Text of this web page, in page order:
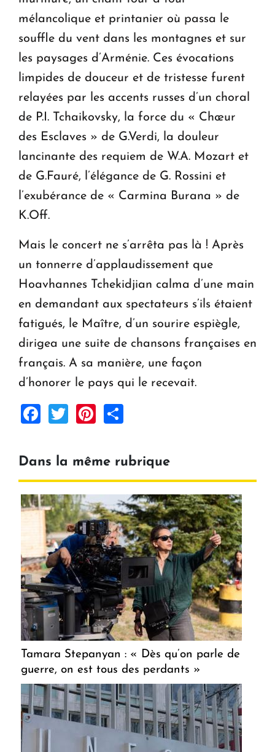
mélancolique et printanier où passa le
souffle du vent dans les montagnes et sur
les paysages d’Arménie. Ces évocations
limpides de douceur et de tristesse furent
relayées par les accents russes d’un choral
de P.I. Tchaikovsky, la force du « Chœur
des Esclaves » de G.Verdi, la douleur
lancinante des requiem de W.A. Mozart et
de G.Fauré, l’élégance de G. Rossini et
l’exubérance de « Carmina Burana » de
K.Off.
Mais le concert ne s’arrêta pas là ! Après
un tonnerre d’applaudissement que
Hoavhannes Tchekidjian calma d’une main
en demandant aux spectateurs s’ils étaient
fatigués, le Maître, d’un sourire espiègle,
dirigea une suite de chansons françaises en
français. A sa manière, une façon
d’honorer le pays qui le recevait.
Facebook
TwitterPinterest
Dans la même rubrique
Tamara Stepanyan : « Dès qu’on parle de
guerre, on est tous des perdants »